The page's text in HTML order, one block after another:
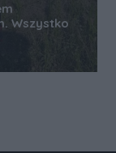
Wszystko